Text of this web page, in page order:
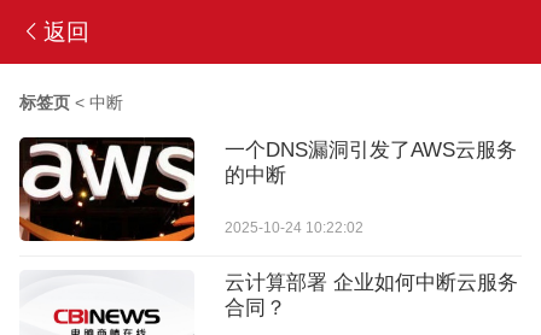
返回
标签页< 中断
一个DNS漏洞引发了AWS云服务
的中断
2025-10-24 10:22:02
云计算部署 企业如何中断云服务
合同？